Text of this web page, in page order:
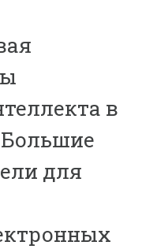
в
для